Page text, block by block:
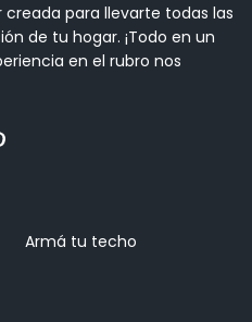
para llevarte todas las
de tu hogar. ¡Todo en un
en el rubro nos
Armá tu techo